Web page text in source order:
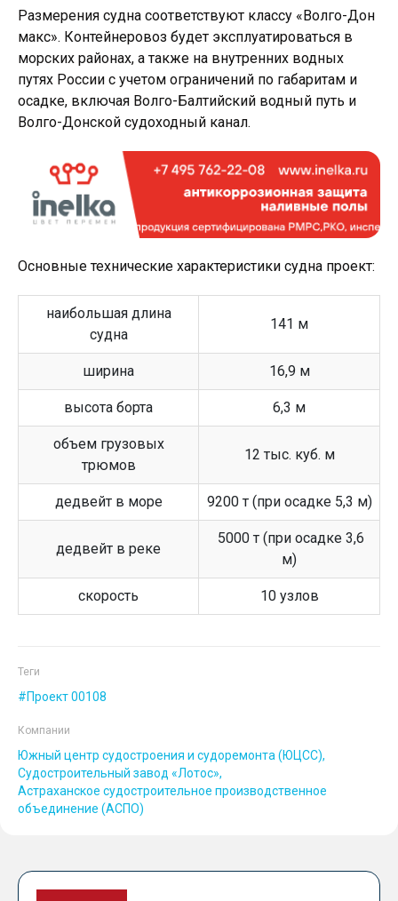
Размерения судна соответствуют классу «Волго-Дон
макс». Контейнеровоз будет эксплуатироваться в
морских районах, а также на внутренних водных
путях России с учетом ограничений по габаритам и
осадке, включая Волго-Балтийский водный путь и
Волго-Донской судоходный канал.
Основные технические характеристики судна проект:
наибольшая длина
судна
141 м
ширина 16,9 м
высота борта 6,3 м
объем грузовых
трюмов
12 тыс. куб. м
дедвейт в море 9200 т (при осадке 5,3 м)
дедвейт в реке
5000 т (при осадке 3,6
м)
скорость 10 узлов
Теги
Проект 00108
Компании
Южный центр судостроения и судоремонта (ЮЦСС)
Судостроительный завод «Лотос»
Астраханское судостроительное производственное
объединение (АСПО)